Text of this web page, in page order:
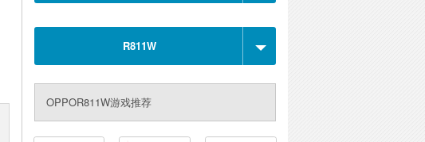
R811W
OPPOR811W游戏推荐